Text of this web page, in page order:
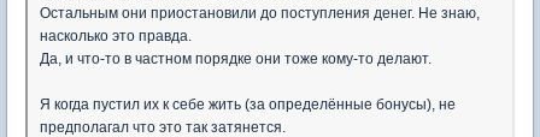
Остальным они приостановили до поступления денег. Не знаю,
насколько это правда.
Да, и что-то в частном порядке они тоже кому-то делают.
Я когда пустил их к себе жить (за определённые бонусы), не
предполагал что это так затянется.